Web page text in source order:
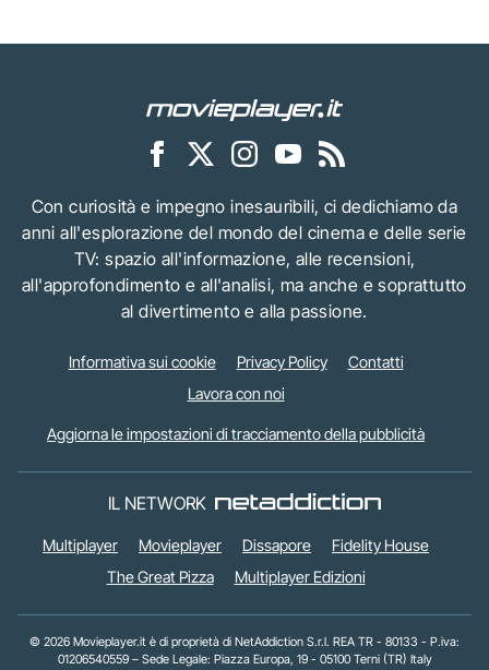
Con curiosità e impegno inesauribili, ci dedichiamo da
anni all'esplorazione del mondo del cinema e delle serie
TV: spazio all'informazione, alle recensioni,
all'approfondimento e all'analisi, ma anche e soprattutto
al divertimento e alla passione.
Informativa sui cookie Privacy Policy
Contatti
Lavora con noi
Aggiorna le impostazioni di tracciamento della pubblicità
IL NETWORK
Multiplayer Movieplayer Dissapore
Fidelity House
The Great Pizza
Multiplayer Edizioni
© 2026 Movieplayer.it è di proprietà di NetAddiction S.r.l. REA TR - 80133 - P.iva:
01206540559 – Sede Legale: Piazza Europa, 19 - 05100 Terni (TR) Italy